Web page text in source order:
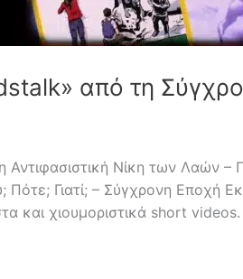
από τη
Νίκη των Λαών –
Γιατί; – Σύγχρονη Εποχή
και χιουμοριστικά short videos.